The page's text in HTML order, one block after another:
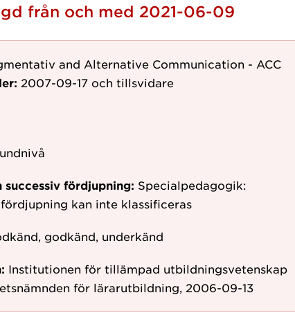
från och med 2021-06-09
and Alternative Communication - ACC
2007-09-17 och tillsvidare
successiv fördjupning: Specialpedagogik:
kan inte klassificeras
godkänd, underkänd
Institutionen för tillämpad utbildningsvetenskap
för lärarutbildning, 2006-09-13